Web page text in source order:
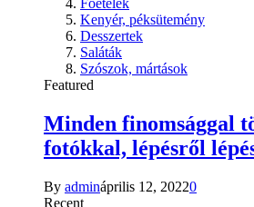
Főételek
Kenyér, péksütemény
Desszertek
Saláták
Szószok, mártások
Featured
Minden finomsággal
fotókkal, lépésről
By admináprilis 12, 20220
Recent